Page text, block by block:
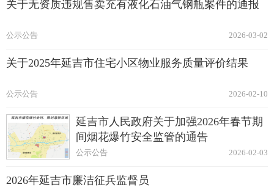
关于无资质违规售卖充有液化石油气钢瓶案件的通报
2026-03-02
公示公告
关于2025年延吉市住宅小区物业服务质量评价结果
2026-02-10
公示公告
延吉市人民政府关于加强2026年春节期
间烟花爆竹安全监管的通告
2026-02-03
公示公告
2026年延吉市廉洁征兵监督员